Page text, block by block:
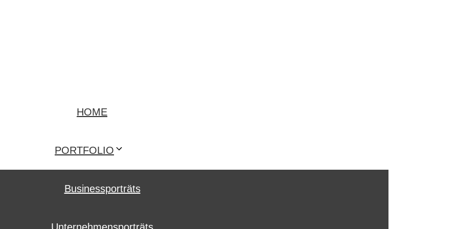
HOME
PORTFOLIO
Businessporträts